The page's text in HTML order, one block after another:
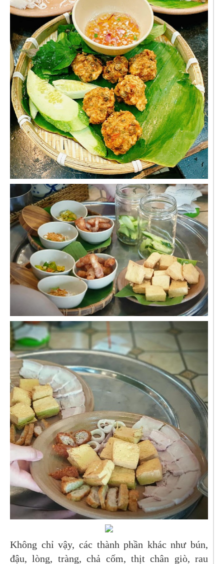
Không chỉ vậy, các thành phần khác như bún,
đậu, lòng, tràng, chả cốm, thịt chân giò, rau